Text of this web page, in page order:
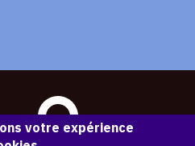
votre expérience